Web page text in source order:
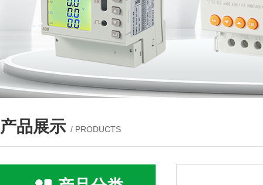
产品展示 / PRODUCTS